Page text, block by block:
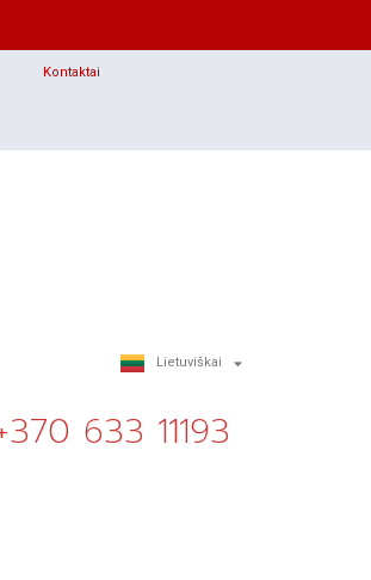
Kontaktai
Lietuviškai
Русский
633 11193